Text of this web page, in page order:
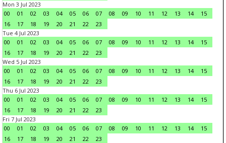
Mon 3 Jul 2023
00
01 02 03 04 05 06 07 08 09 10 11 12 13 14
15
16
17 18 19 20 21 22
23
Tue 4 Jul 2023
00
01 02 03 04 05 06 07 08 09 10 11 12 13 14
15
16
17 18 19 20 21 22
23
Wed 5 Jul 2023
00
01 02 03 04 05 06 07 08 09 10 11 12 13 14
15
16
17 18 19 20 21 22
23
Thu 6 Jul 2023
00
01 02 03 04 05 06 07 08 09 10 11 12 13 14
15
16
17 18 19 20 21 22
23
Fri 7 Jul 2023
00
01 02 03 04 05 06 07 08 09 10 11 12 13 14
15
16
17 18 19 20 21 22
23